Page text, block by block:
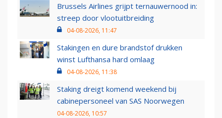
Brussels Airlines grijpt ternauwernood in:
streep door vlootuitbreiding
04-08-2026, 11:47
Stakingen en dure brandstof drukken
winst Lufthansa hard omlaag
04-08-2026, 11:38
Staking dreigt komend weekend bij
cabinepersoneel van SAS Noorwegen
04-08-2026, 10:57